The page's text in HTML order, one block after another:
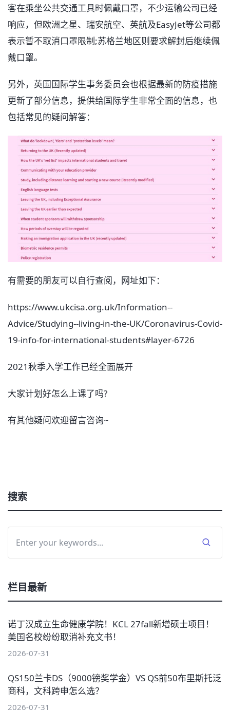
客在乘坐公共交通工具时佩戴口罩，不少运输公司已经
响应，但欧洲之星、瑞安航空、英航及EasyJet等公司都
表示暂不取消口罩限制;苏格兰地区则要求解封后继续佩
戴口罩。
另外，英国国际学生事务委员会也根据最新的防疫措施
更新了部分信息，提供给国际学生非常全面的信息，也
包括常见的疑问解答：
有需要的朋友可以自行查阅，网址如下：
https://www.ukcisa.org.uk/Information--
Advice/Studying--living-in-the-UK/Coronavirus-Covid-
19-info-for-international-students#layer-6726
2021秋季入学工作已经全面展开
大家计划好怎么上课了吗?
有其他疑问欢迎留言咨询~
搜索
栏目最新
诺丁汉成立生命健康学院！KCL 27fall新增硕士项目！
美国名校纷纷取消补充文书！
2026-07-31
QS150兰卡DS（9000镑奖学金）VS QS前50布里斯托泛
商科，文科跨申怎么选？
2026-07-31